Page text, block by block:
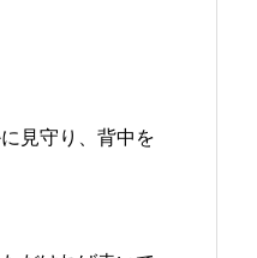
見守り、背中を